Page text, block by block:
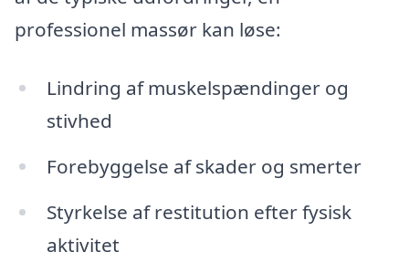
professionel massør kan løse:
Lindring af muskelspændinger og
stivhed
Forebyggelse af skader og smerter
Styrkelse af restitution efter fysisk
aktivitet